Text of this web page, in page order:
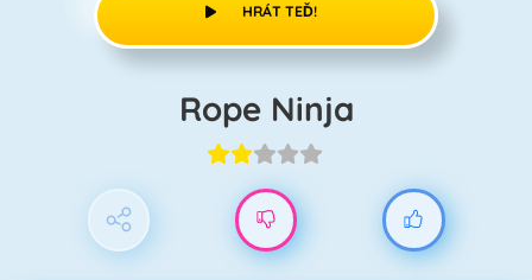
HRÁT TEĎ!
Rope Ninja